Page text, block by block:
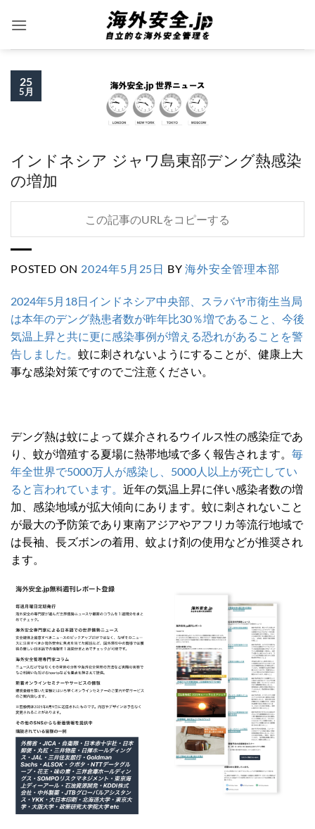
25
5月
インドネシア ジャワ島東部デング熱感染
の増加
この記事のURLをコピーする
POSTED ON 2024年5月25日 BY海外安全管理本部
2024年5月18日インドネシア中央部、スラバヤ市衛生当局
は本年のデング熱患者数が昨年比30％増であること、今後
気温上昇と共に更に感染事例が増える恐れがあることを警
告しました。 蚊に刺されないようにすることが、健康上大
事な感染対策ですのでご注意ください。
デング熱は蚊によって媒介されるウイルス性の感染症であ
り、蚊が増殖する夏場に熱帯地域で多く報告されます。 毎
年全世界で5000万人が感染し、5000人以上が死亡してい
ると言われています。 近年の気温上昇に伴い感染者数の増
加、感染地域が拡大傾向にあります。蚊に刺されないこと
が最大の予防策であり東南アジアやアフリカ等流行地域で
は長袖、長ズボンの着用、蚊よけ剤の使用などが推奨され
ます。